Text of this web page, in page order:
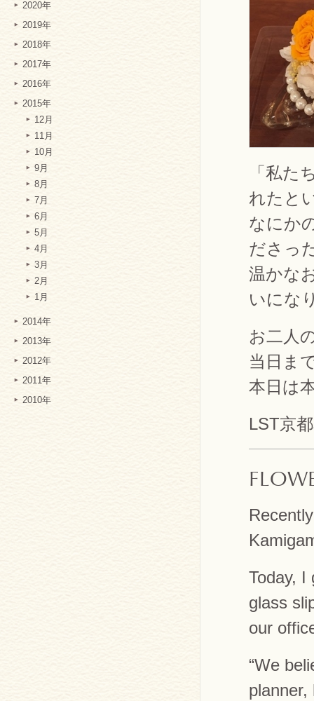
2020年
2019年
2018年
2017年
2016年
2015年
12月
11月
10月
9月
8月
7月
6月
5月
4月
3月
2月
1月
2014年
2013年
2012年
2011年
2010年
「私た
れたと
なにか
ださっ
温かな
いにな
お二人
当日ま
本日は
LST京
Today, I
glass
our
“We
planner,